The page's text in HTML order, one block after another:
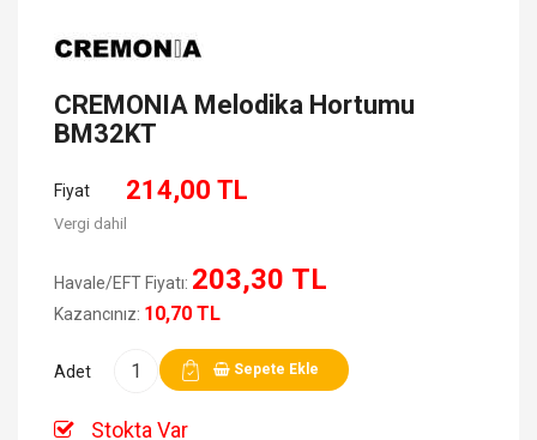
CREMONIA Melodika Hortumu
BM32KT
Fiyat 214,00 TL
Vergi dahil
Havale/EFT Fiyatı: 203,30 TL
Kazancınız: 10,70 TL
Adet Sepete Ekle
Stokta Var